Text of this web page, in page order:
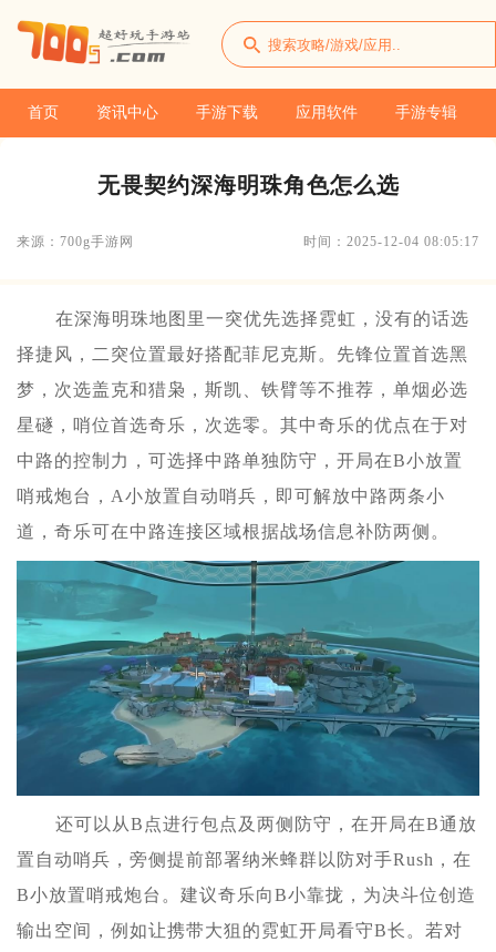
首页 资讯中心 手游下载 应用软件 手游专辑
无畏契约深海明珠角色怎么选
来源：700g手游网 时间：2025-12-04 08:05:17
在深海明珠地图里一突优先选择霓虹，没有的话选
择捷风，二突位置最好搭配菲尼克斯。先锋位置首选黑
梦，次选盖克和猎枭，斯凯、铁臂等不推荐，单烟必选
星礈，哨位首选奇乐，次选零。其中奇乐的优点在于对
中路的控制力，可选择中路单独防守，开局在B小放置
哨戒炮台，A小放置自动哨兵，即可解放中路两条小
道，奇乐可在中路连接区域根据战场信息补防两侧。
还可以从B点进行包点及两侧防守，在开局在B通放
置自动哨兵，旁侧提前部署纳米蜂群以防对手Rush，在
B小放置哨戒炮台。建议奇乐向B小靠拢，为决斗位创造
输出空间，例如让携带大狙的霓虹开局看守B长。若对